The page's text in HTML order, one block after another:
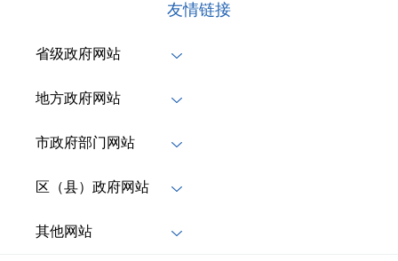
友情链接
省级政府网站
地方政府网站
市政府部门网站
区（县）政府网站
其他网站